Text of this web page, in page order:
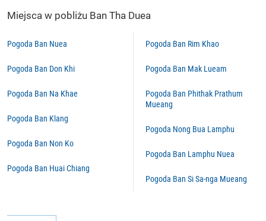
Miejsca w pobliżu Ban Tha Duea
Pogoda Ban Nuea
Pogoda Ban Don Khi
Pogoda Ban Na Khae
Pogoda Ban Klang
Pogoda Ban Non Ko
Pogoda Ban Huai Chiang
Pogoda Ban Rim Khao
Pogoda Ban Mak Lueam
Pogoda Ban Phithak Prathum
Mueang
Pogoda Nong Bua Lamphu
Pogoda Ban Lamphu Nuea
Pogoda Ban Si Sa-nga Mueang